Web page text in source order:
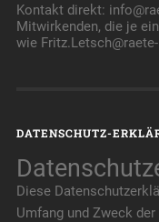
Kontakt direkt:
Mitwirkenden, die je
wie
DATENSCHUTZ-
Diese
Umfang und Zweck